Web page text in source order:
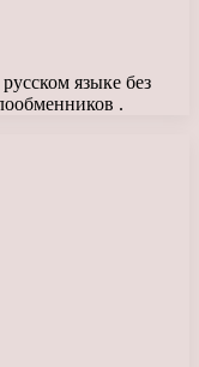
языке без
.